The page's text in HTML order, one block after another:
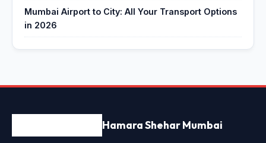
Mumbai Airport to City: All Your Transport Options
in 2026
Hamara Shehar Mumbai